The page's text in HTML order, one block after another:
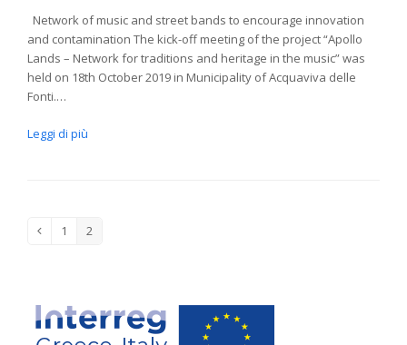
Network of music and street bands to encourage innovation
and contamination The kick-off meeting of the project “Apollo
Lands – Network for traditions and heritage in the music” was
held on 18th October 2019 in Municipality of Acquaviva delle
Fonti.…
Leggi di più
Precedente
Pagina
1 Pagina
2